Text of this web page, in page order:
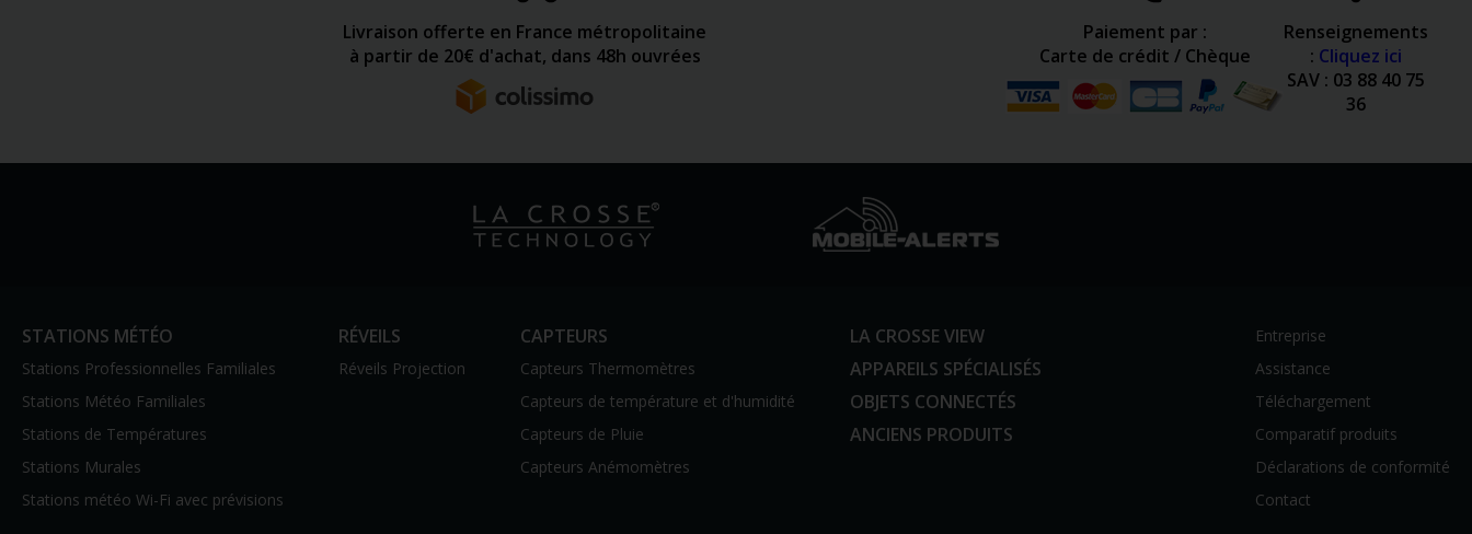
Livraison offerte en France métropolitaine
à partir de 20€ d'achat, dans 48h ouvrées
Paiement par :
Carte de crédit / Chèque
Renseignements
: Cliquez ici
SAV : 03 88 40 75
36
STATIONS MÉTÉO
Stations Professionnelles Familiales
Stations Météo Familiales
Stations de Températures
Stations Murales
Stations météo Wi-Fi avec prévisions
RÉVEILS
Réveils Projection
CAPTEURS
Capteurs Thermomètres
Capteurs de température et d'humidité
Capteurs de Pluie
Capteurs Anémomètres
LA CROSSE VIEW
APPAREILS SPÉCIALISÉS
OBJETS CONNECTÉS
ANCIENS PRODUITS
Entreprise
Assistance
Téléchargement
Comparatif produits
Déclarations de conformité
Contact